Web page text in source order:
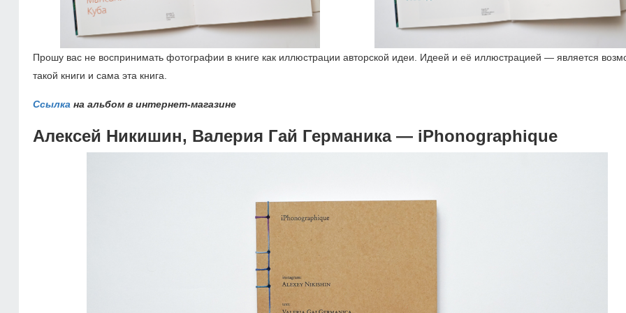
Прошу вас не воспринимать фотографии в книге как иллюстрации авторской идеи. Идеей и её иллюстрацией — является
такой книги и сама эта книга.
Ссылка на альбом в интернет-магазине
Алексей Никишин, Валерия Гай Германика — iPhonographique